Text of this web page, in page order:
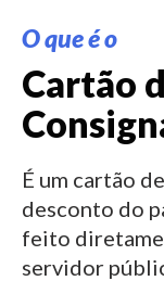
O que é o
Cartão
É um cartão
desconto do
feito
servidor